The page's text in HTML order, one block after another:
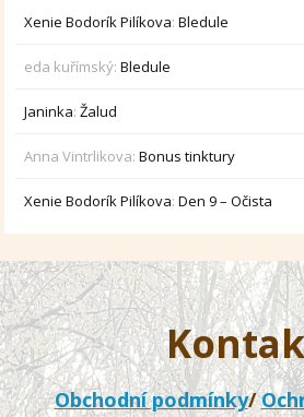
Xenie Bodorík Pilíkova:Bledule
eda kuřímský:Bledule
Janinka:Žalud
Anna Vintrlikova:Bonus tinktury
Xenie Bodorík Pilíkova:Den 9 – Očista
Obchodní podmínky/